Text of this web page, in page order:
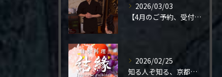
2026/03/03
【4月のご予約、受付開始しました】
2026/02/25
知る人ぞ知る、京都の隠れ家。